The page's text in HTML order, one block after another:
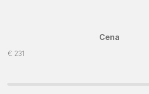
Cena
€ 231